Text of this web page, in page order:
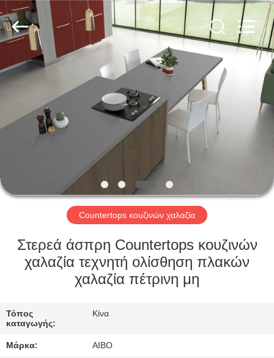
ΣΠΊΤΙ
ΠΡΟΪΌΝΤΑ
ΠΕΡΊΠΟΥ
ΓΎΡΟΣ
ΕΡΓΟΣΤΑΣΊΩΝ
ΠΟΙΟΤΙΚΌΣ
ΈΛΕΓΧΟΣ
ΜΑΣ
ΕΛΆΤΕ
New
Material
Technology
CO.,Ltd.
All
Countertops κουζινών χαλαζία
Στερεά άσπρη Countertops κουζινών
χαλαζία τεχνητή ολίσθηση πλακών
χαλαζία πέτρινη μη
Τόπος
καταγωγής:
Κίνα
Μάρκα: AIBO